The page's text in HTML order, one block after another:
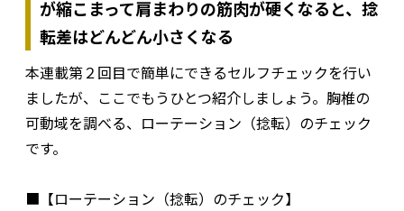
が縮こまって肩まわりの筋肉が硬くなると、捻
転差はどんどん小さくなる
本連載第２回目で簡単にできるセルフチェックを行い
ましたが、ここでもうひとつ紹介しましょう。胸椎の
可動域を調べる、ローテーション（捻転）のチェック
です。
■【ローテーション（捻転）のチェック】